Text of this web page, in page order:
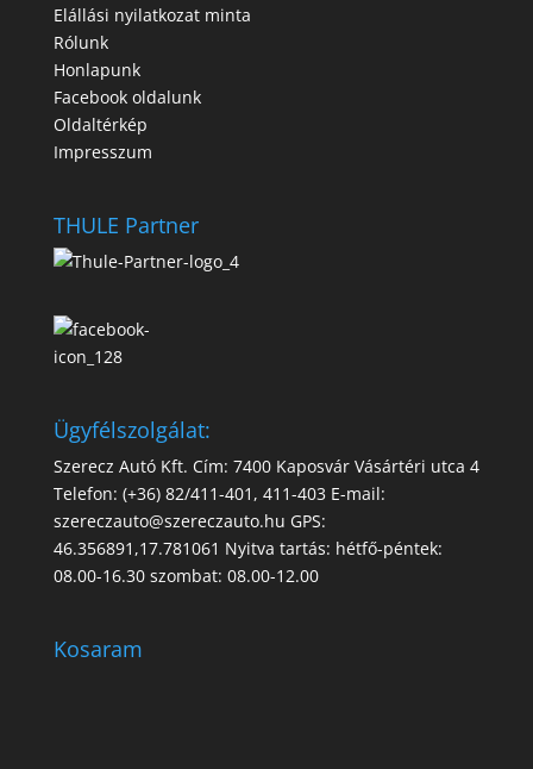
Elállási nyilatkozat minta
Rólunk
Honlapunk
Facebook oldalunk
Oldaltérkép
Impresszum
THULE Partner
Ügyfélszolgálat:
Szerecz Autó Kft. Cím: 7400 Kaposvár Vásártéri utca 4
Telefon: (+36) 82/411-401, 411-403 E-mail:
szereczauto@szereczauto.hu GPS:
46.356891,17.781061 Nyitva tartás: hétfő-péntek:
08.00-16.30 szombat: 08.00-12.00
Kosaram